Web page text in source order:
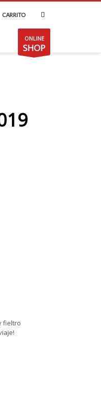
CARRITO
ONLINE
SHOP
fieltro